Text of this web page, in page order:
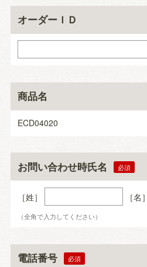
オーダーＩＤ
商品名
ECD04020
お問い合わせ時氏名
［姓］ ［名］
（全角で入力してください）
電話番号